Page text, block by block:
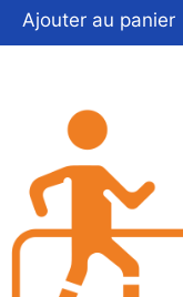
Ajouter au panier